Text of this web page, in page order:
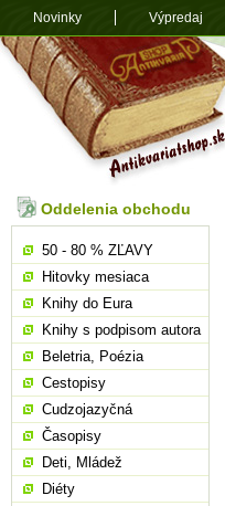
Oddelenia obchodu
50 - 80 % ZĽAVY
Hitovky mesiaca
Knihy do Eura
Knihy s podpisom autora
Beletria, Poézia
Cestopisy
Cudzojazyčná
Časopisy
Deti, Mládež
Diéty
Novinky Výpredaj